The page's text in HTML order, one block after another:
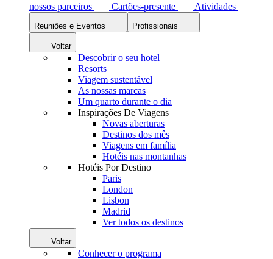
nossos parceiros
Cartões-presente Atividades
Reuniões e Eventos Profissionais
Voltar
Descobrir o seu hotel
Resorts
Viagem sustentável
As nossas marcas
Um quarto durante o dia
Inspirações De Viagens
Novas aberturas
Destinos dos mês
Viagens em família
Hotéis nas montanhas
Hotéis Por Destino
Paris
London
Lisbon
Madrid
Ver todos os destinos
Voltar
Conhecer o programa